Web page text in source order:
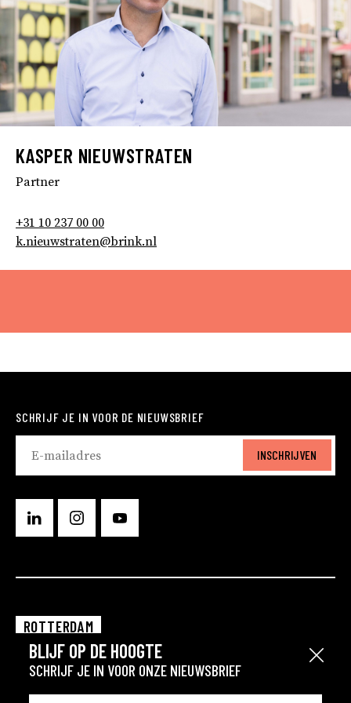
Sluit
BLIJF OP DE HOOGTE
SCHRIJF JE IN VOOR ONZE NIEUWSBRIEF
KASPER NIEUWSTRATEN
Partner
+31 10 237 00 00
k.nieuwstraten@brink.nl
SCHRIJF JE IN VOOR DE NIEUWSBRIEF
INSCHRIJVEN
ROTTERDAM
EINDHOVEN
GRONINGEN